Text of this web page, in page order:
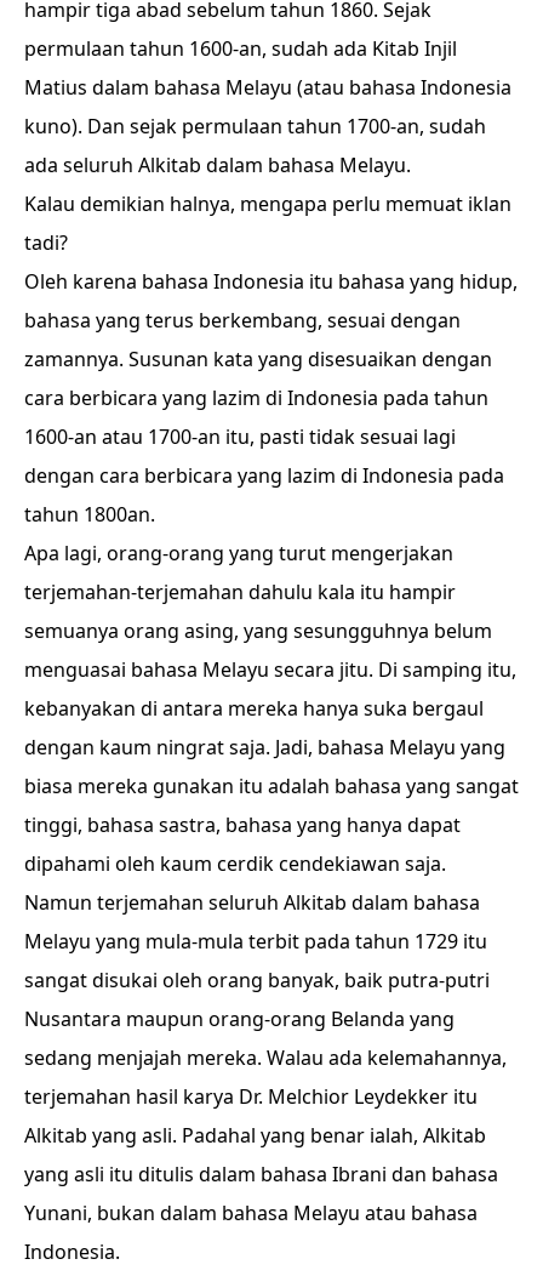
hampir tiga abad sebelum tahun 1860. Sejak
permulaan tahun 1600-an, sudah ada Kitab Injil
Matius dalam bahasa Melayu (atau bahasa Indonesia
kuno). Dan sejak permulaan tahun 1700-an, sudah
ada seluruh Alkitab dalam bahasa Melayu.
Kalau demikian halnya, mengapa perlu memuat iklan
tadi?
Oleh karena bahasa Indonesia itu bahasa yang hidup,
bahasa yang terus berkembang, sesuai dengan
zamannya. Susunan kata yang disesuaikan dengan
cara berbicara yang lazim di Indonesia pada tahun
1600-an atau 1700-an itu, pasti tidak sesuai lagi
dengan cara berbicara yang lazim di Indonesia pada
tahun 1800an.
Apa lagi, orang-orang yang turut mengerjakan
terjemahan-terjemahan dahulu kala itu hampir
semuanya orang asing, yang sesungguhnya belum
menguasai bahasa Melayu secara jitu. Di samping itu,
kebanyakan di antara mereka hanya suka bergaul
dengan kaum ningrat saja. Jadi, bahasa Melayu yang
biasa mereka gunakan itu adalah bahasa yang sangat
tinggi, bahasa sastra, bahasa yang hanya dapat
dipahami oleh kaum cerdik cendekiawan saja.
Namun terjemahan seluruh Alkitab dalam bahasa
Melayu yang mula-mula terbit pada tahun 1729 itu
sangat disukai oleh orang banyak, baik putra-putri
Nusantara maupun orang-orang Belanda yang
sedang menjajah mereka. Walau ada kelemahannya,
terjemahan hasil karya Dr. Melchior Leydekker itu
Alkitab yang asli. Padahal yang benar ialah, Alkitab
yang asli itu ditulis dalam bahasa Ibrani dan bahasa
Yunani, bukan dalam bahasa Melayu atau bahasa
Indonesia.